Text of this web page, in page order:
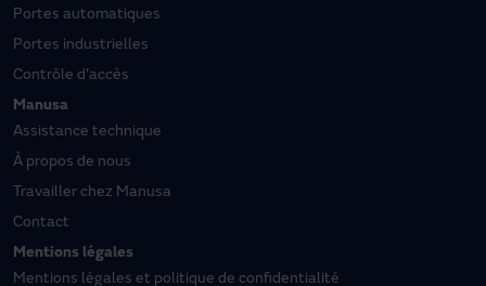
Portes automatiques
Portes industrielles
Contrôle d'accès
Manusa
Assistance technique
À propos de nous
Travailler chez Manusa
Contact
Mentions légales
Mentions légales et politique de confidentialité